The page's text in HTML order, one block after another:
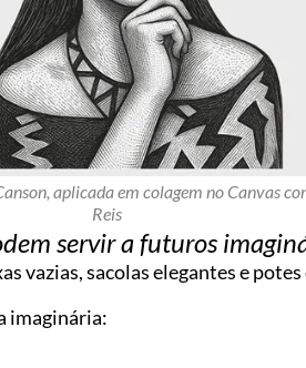
aplicada em colagem no Canvas
Reis
servir a futuros
vazias, sacolas elegantes e
imaginária: